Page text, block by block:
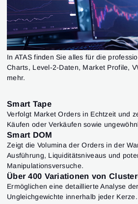
In ATAS finden Sie alles für die
Charts, Level-2-Daten, Market Profile,
mehr.
Smart Tape
Verfolgt Market Orders in Echtzeit und
Käufen oder Verkäufen sowie
Smart DOM
Zeigt die Volumina der Orders in der
Ausführung, Liquiditätsniveaus und
Manipulationsversuche.
Über 400 Variationen von
Ermöglichen eine detaillierte Analyse
Ungleichgewichte innerhalb jeder Kerze.